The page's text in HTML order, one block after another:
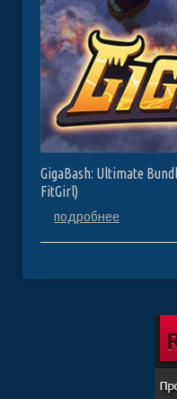
GigaBash: Ultimate
FitGirl)
подробнее